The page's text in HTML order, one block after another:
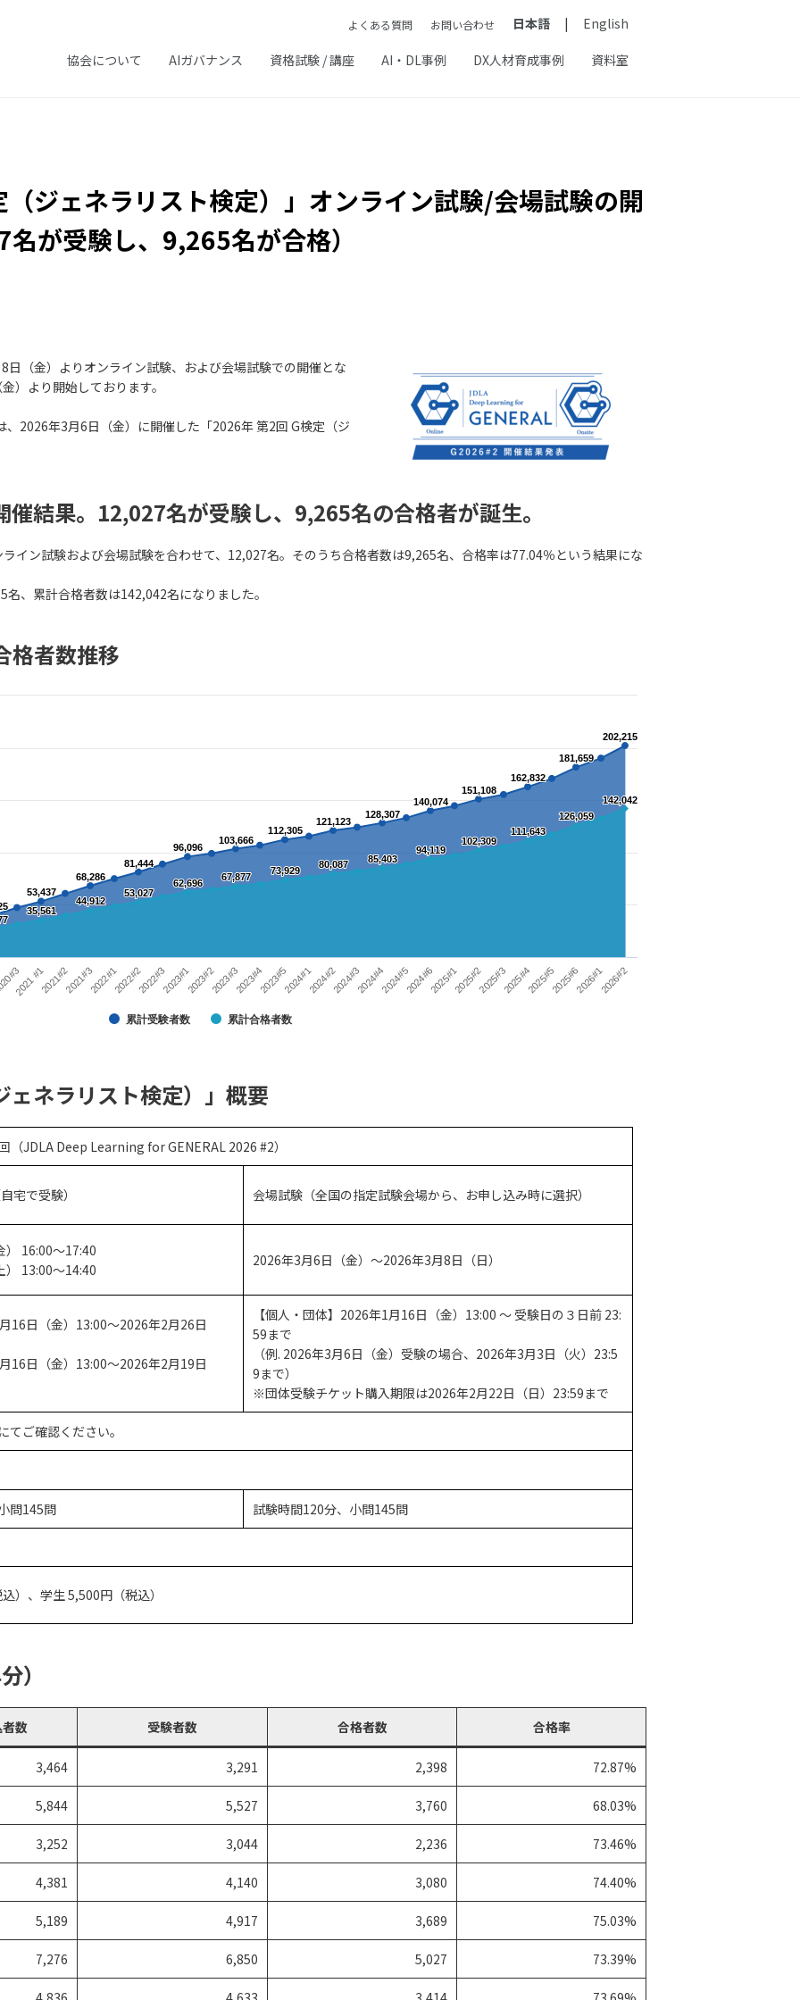
よくある質問 お問い合わせ 日本語 English
協会について AIガバナンス 資格試験 / 講座 AI・DL事例 DX人材育成事例 資料室
ジェネラリスト検定）」オンライン試験/会場試験の開
が受験し、9,265名が合格）
（金）よりオンライン試験、および会場試験での開催とな
）より開始しております。
2026年3月6日（金）に開催した「2026年 第2回 G検定（ジ
結果。12,027名が受験し、9,265名の合格者が誕生。
イン試験および会場試験を合わせて、12,027名。そのうち合格者数は9,265名、合格率は77.04％という結果にな
、累計合格者数は142,042名になりました。
格者数推移
53,437
53,437
68,286
68,286
81,444
81,444
96,096
96,096
103,666
103,666
112,305
112,305
121,123
121,123
128,307
128,307
140,074
140,074
151,108
151,108
162,832
162,832
181,659
181,659
202,215
202,215
35,561
35,561
44,912
44,912
53,027
53,027
62,696
62,696
67,877
67,877
73,929
73,929
80,087
80,087 85,403
85,403
94,119
94,119
102,309
102,309
111,643
111,643
126,059
126,059
142,042
142,042
累計受験者数 累計合格者数
2021 #12021#22021#32022#12022#22022#32023#12023#22023#32023#42023#52024#12024#22024#32024#42024#52024#62025#12025#22025#32025#42025#52025#62026#12026#2
ェネラリスト検定）」概要
（JDLA Deep Learning for GENERAL 2026 #2）
宅で受験） 会場試験（全国の指定試験会場から、お申し込み時に選択）
16:00～17:40
13:00～14:40
2026年3月6日（金）〜2026年3月8日（日）
16日（金）13:00～2026年2月26日
16日（金）13:00～2026年2月19日
【個人・団体】2026年1月16日（金）13:00 ～ 受験日の３日前 23:
59まで
（例. 2026年3月6日（金）受験の場合、2026年3月3日（火）23:5
9まで）
※団体受験チケット購入期限は2026年2月22日（日）23:59まで
てご確認ください。
問145問 試験時間120分、小問145問
）、学生 5,500円（税込）
）
数 受験者数 合格者数 合格率
3,464 3,291 2,398 72.87%
5,844 5,527 3,760 68.03%
3,252 3,044 2,236 73.46%
4,381 4,140 3,080 74.40%
5,189 4,917 3,689 75.03%
7,276 6,850 5,027 73.39%